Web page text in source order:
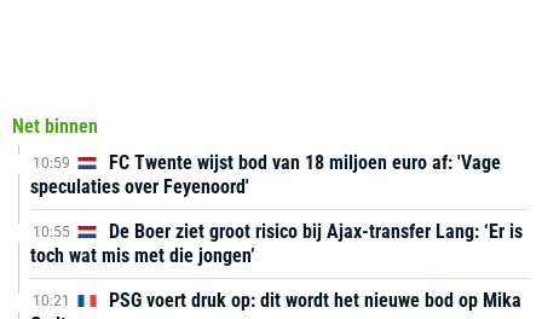
Net binnen
10:59
FC Twente wijst bod van 18 miljoen euro af: 'Vage
speculaties over Feyenoord'
10:55
De Boer ziet groot risico bij Ajax-transfer Lang: ‘Er is
toch wat mis met die jongen’
10:21
PSG voert druk op: dit wordt het nieuwe bod op Mika